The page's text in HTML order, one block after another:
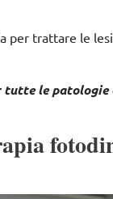
per trattare le
le patologie